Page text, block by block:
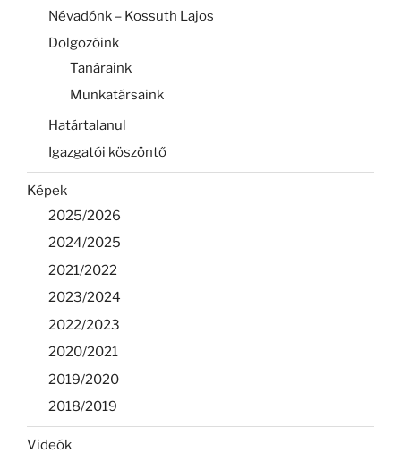
Névadónk – Kossuth Lajos
Dolgozóink
Tanáraink
Munkatársaink
Határtalanul
Igazgatói köszöntő
Képek
2025/2026
2024/2025
2021/2022
2023/2024
2022/2023
2020/2021
2019/2020
2018/2019
Videók